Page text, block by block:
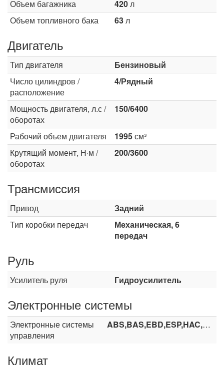
Объем багажника 420л
Объем топливного бака
63л
Двигатель
Тип двигателя
Бензиновый
Число цилиндров /
расположение
4/Рядный
Мощность двигателя, л.с /
оборотах
150/6400
Рабочий объем двигателя 1995см³
Крутящий момент, Н·м /
оборотах
200/3600
Трансмиссия
Привод
Задний
Тип коробки передач
Механическая, 6
передач
Руль
Усилитель руля Гидроусилитель
Электронные системы
Электронные системы
управления
ABS,BAS,EBD,ESP,HAC,TCS
Климат